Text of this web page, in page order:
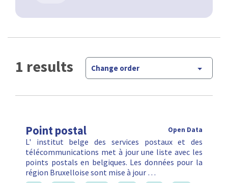
1 results Change order
Point postal Open Data
L' institut belge des services postaux et des
télécommunications met à jour une liste avec les
points postals en belgiques. Les données pour la
région Bruxelloise sont mise à jour …